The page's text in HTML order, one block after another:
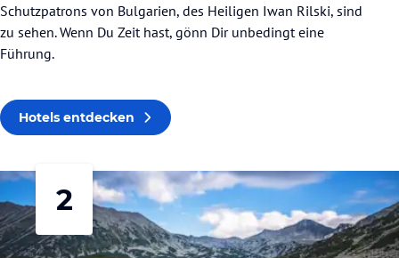
Schutzpatrons von Bulgarien, des Heiligen Iwan Rilski, sind
zu sehen. Wenn Du Zeit hast, gönn Dir unbedingt eine
Führung.
Hotels entdecken
2